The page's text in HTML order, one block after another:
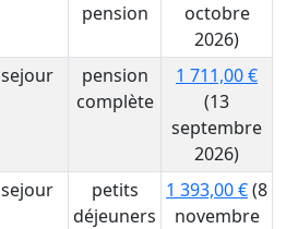
pension
octobre
2026)
sejour
pension
complète
1 711,00 €
(13
septembre
2026)
sejour
petits
déjeuners
1 393,00 €(8
novembre